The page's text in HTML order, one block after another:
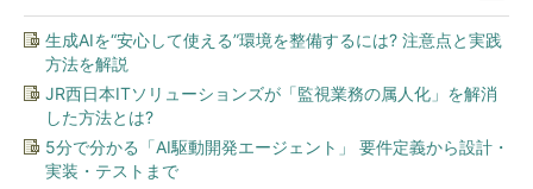
生成AIを“安心して使える”環境を整備するには? 注意点と実践
方法を解説
JR西日本ITソリューションズが「監視業務の属人化」を解消
した方法とは?
5分で分かる「AI駆動開発エージェント」 要件定義から設計・
実装・テストまで